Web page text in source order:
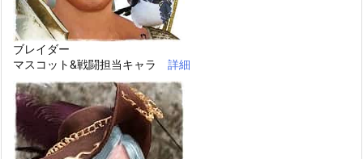
ブレイダー
マスコット&戦闘担当キャラ 詳細